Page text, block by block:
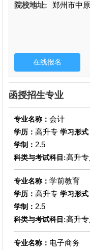
院校地址:
郑州市中
函授招生专业
专业名称： 会计
学历： 高升专 学习形式
学制： 2.5
科类与考试科目:高升
专业名称： 学前教育
学历： 高升专 学习形式
学制： 2.5
科类与考试科目:高升
专业名称： 电子商务